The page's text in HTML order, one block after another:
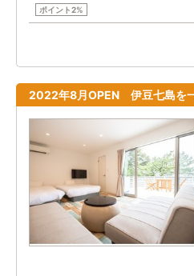
ポイント2%
2022年8月OPEN 伊豆七島を